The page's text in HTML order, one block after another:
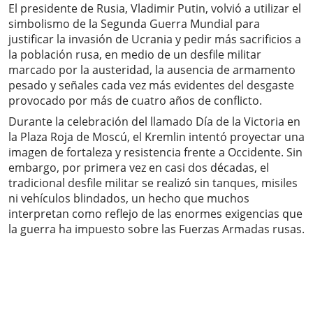
El presidente de Rusia, Vladimir Putin, volvió a utilizar el
simbolismo de la Segunda Guerra Mundial para
justificar la invasión de Ucrania y pedir más sacrificios a
la población rusa, en medio de un desfile militar
marcado por la austeridad, la ausencia de armamento
pesado y señales cada vez más evidentes del desgaste
provocado por más de cuatro años de conflicto.
Durante la celebración del llamado Día de la Victoria en
la Plaza Roja de Moscú, el Kremlin intentó proyectar una
imagen de fortaleza y resistencia frente a Occidente. Sin
embargo, por primera vez en casi dos décadas, el
tradicional desfile militar se realizó sin tanques, misiles
ni vehículos blindados, un hecho que muchos
interpretan como reflejo de las enormes exigencias que
la guerra ha impuesto sobre las Fuerzas Armadas rusas.